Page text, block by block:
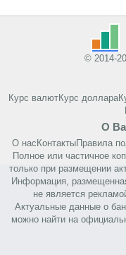
© 2014-
Курс валютКурс доллара
О
О нас КонтактыПравила
Полное или частичное
только при размещении
Информация,
не является
Актуальные данные о
можно найти на